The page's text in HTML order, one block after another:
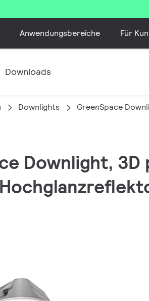
Anwendungsbereiche Für
Downloads
Downlights GreenSpace
Downlight, 3D